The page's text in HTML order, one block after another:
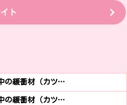
ト
の緩衝材（カツ…
の緩衝材（カツ…